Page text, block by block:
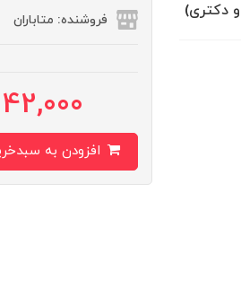
و دکتری) فروشنده: متاباران
42,000